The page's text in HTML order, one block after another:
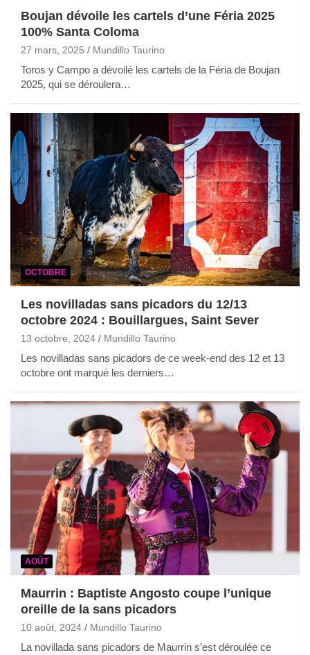
Boujan dévoile les cartels d’une Féria 2025
100% Santa Coloma
27 mars, 2025 Mundillo Taurino
Toros y Campo a dévoilé les cartels de la Féria de Boujan
2025, qui se déroulera…
OCTOBRE
Les novilladas sans picadors du 12/13
octobre 2024 : Bouillargues, Saint Sever
13 octobre, 2024 Mundillo Taurino
Les novilladas sans picadors de ce week-end des 12 et 13
octobre ont marqué les derniers…
AOÛT
Maurrin : Baptiste Angosto coupe l’unique
oreille de la sans picadors
10 août, 2024 Mundillo Taurino
La novillada sans picadors de Maurrin s’est déroulée ce